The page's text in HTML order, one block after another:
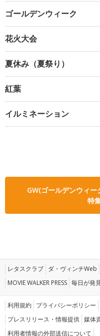
ゴールデンウィーク
花火大会
夏休み（夏祭り）
紅葉
イルミネーション
GW(ゴールデンウィ
特
レタスクラブ ダ・ヴィンチWeb
MOVIE WALKER PRESS 毎日が発
利用規約 プライバシーポリシー
プレスリリース・情報提供 媒体
利用者情報の外部送信について